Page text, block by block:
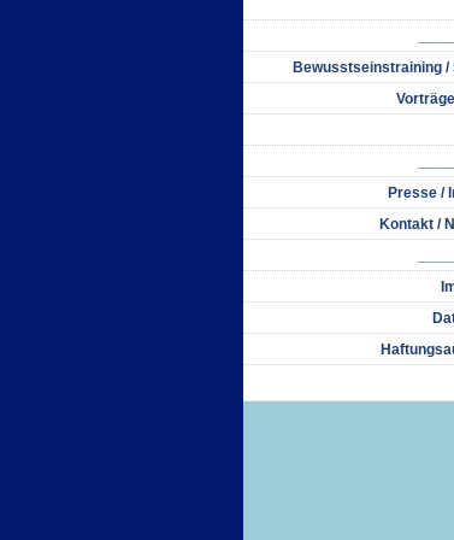
Bewusstseinstraining /
Presse /
Kontakt /